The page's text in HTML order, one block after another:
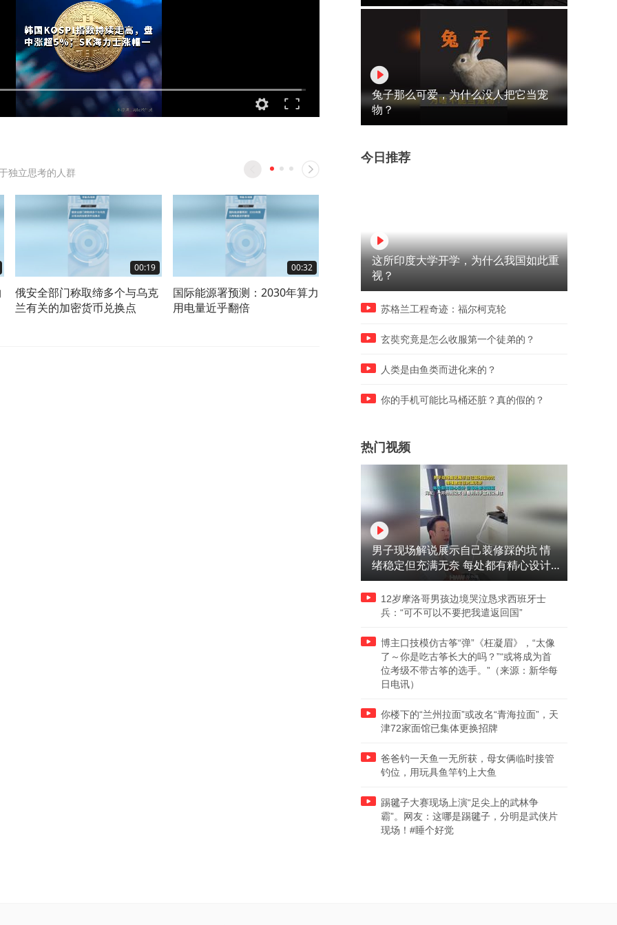
独立思考的人群
00:19
俄安全部门称取缔多个与乌克
兰有关的加密货币兑换点
00:32
国际能源署预测：2030年算力
用电量近乎翻倍
00:41
高争民爆：不存在涉及矿山资
产注入和重大资产重组的具体
中科慧灵、蓝思科技、华夏
团合资成立中科慧思
兔子那么可爱，为什么没人把它当宠
物？
今日推荐
这所印度大学开学，为什么我国如此重
视？
苏格兰工程奇迹：福尔柯克轮
玄奘究竟是怎么收服第一个徒弟的？
人类是由鱼类而进化来的？
你的手机可能比马桶还脏？真的假的？
热门视频
男子现场解说展示自己装修踩的坑 情
绪稳定但充满无奈 每处都有精心设计
但每处都有瑕疵 网友：一开始我没笑
但看到洗手盆我没绷住
12岁摩洛哥男孩边境哭泣恳求西班牙士
兵：“可不可以不要把我遣返回国”
博主口技模仿古筝“弹”《枉凝眉》，“太像
了～你是吃古筝长大的吗？”“或将成为首
位考级不带古筝的选手。”（来源：新华每
日电讯）
你楼下的“兰州拉面”或改名“青海拉面”，天
津72家面馆已集体更换招牌
爸爸钓一天鱼一无所获，母女俩临时接管
钓位，用玩具鱼竿钓上大鱼
踢毽子大赛现场上演“足尖上的武林争
霸”。网友：这哪是踢毽子，分明是武侠片
现场！#睡个好觉